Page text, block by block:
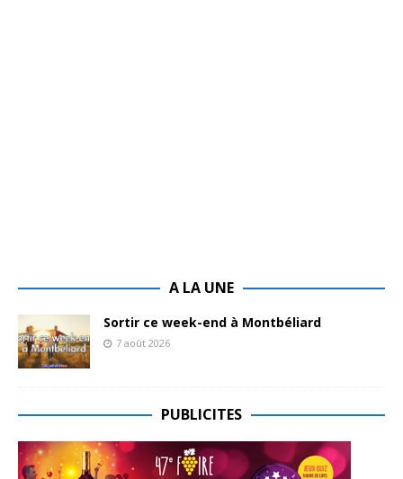
A LA UNE
Sortir ce week-end à Montbéliard
7 août 2026
PUBLICITES